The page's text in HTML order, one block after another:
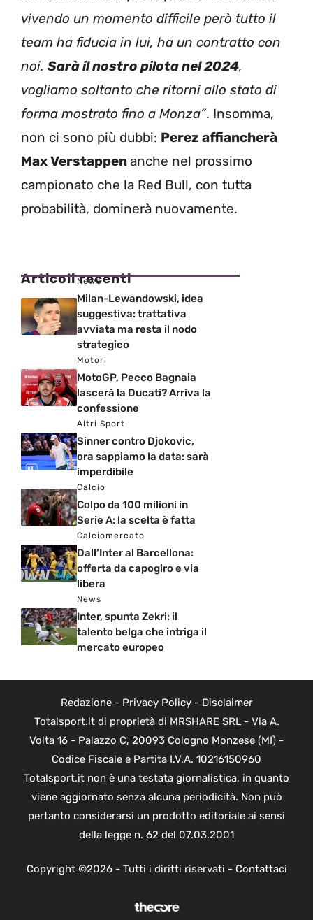
vivendo un momento difficile però tutto il
team ha fiducia in lui, ha un contratto con
noi. Sarà il nostro pilota nel 2024,
vogliamo soltanto che ritorni allo stato di
forma mostrato fino a Monza”. Insomma,
non ci sono più dubbi: Perez affiancherà
Max Verstappenanche nel prossimo
campionato che la Red Bull, con tutta
probabilità, dominerà nuovamente.
Articoli recenti
News
Milan-Lewandowski, idea
suggestiva: trattativa
avviata ma resta il nodo
strategico
Motori
MotoGP, Pecco Bagnaia
lascerà la Ducati? Arriva la
confessione
Altri Sport
Sinner contro Djokovic,
ora sappiamo la data: sarà
imperdibile
Calcio
Colpo da 100 milioni in
Serie A: la scelta è fatta
Calciomercato
Dall’Inter al Barcellona:
offerta da capogiro e via
libera
News
Inter, spunta Zekri: il
talento belga che intriga il
mercato europeo
Redazione- Privacy Policy- Disclaimer
Totalsport.it di proprietà di MRSHARE SRL - Via A.
Volta 16 - Palazzo C, 20093 Cologno Monzese (MI) -
Codice Fiscale e Partita I.V.A. 10216150960
Totalsport.it non è una testata giornalistica, in quanto
viene aggiornato senza alcuna periodicità. Non può
pertanto considerarsi un prodotto editoriale ai sensi
della legge n. 62 del 07.03.2001
Copyright ©2026 - Tutti i diritti riservati - Contattaci